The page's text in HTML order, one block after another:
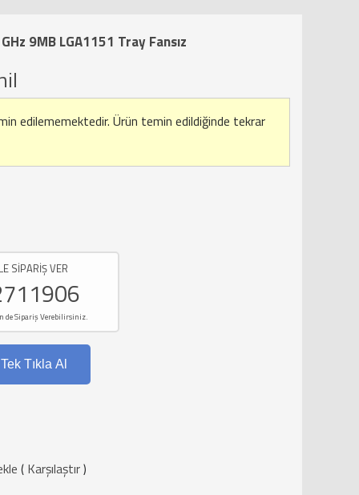
9MB LGA1151 Tray Fansız
edilememektedir. Ürün temin edildiğinde tekrar
SİPARİŞ VER
de Sipariş Verebilirsiniz.
Tek Tıkla Al
( Karşılaştır)